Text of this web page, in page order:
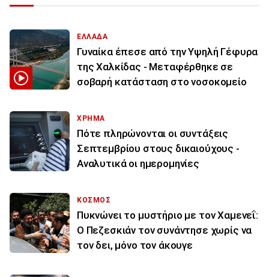
ΕΛΛΑΔΑ
Γυναίκα έπεσε από την Υψηλή Γέφυρα
της Χαλκίδας - Μεταφέρθηκε σε
σοβαρή κατάσταση στο νοσοκομείο
ΧΡΗΜΑ
Πότε πληρώνονται οι συντάξεις
Σεπτεμβρίου στους δικαιούχους -
Αναλυτικά οι ημερομηνίες
ΚΟΣΜΟΣ
Πυκνώνει το μυστήριο με τον Χαμενεΐ:
Ο Πεζεσκιάν τον συνάντησε χωρίς να
τον δει, μόνο τον άκουγε